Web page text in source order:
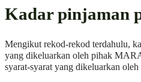
Kadar pinjaman
Mengikut rekod-rekod terdahulu,
yang dikeluarkan oleh pihak
syarat-syarat yang dikeluarkan